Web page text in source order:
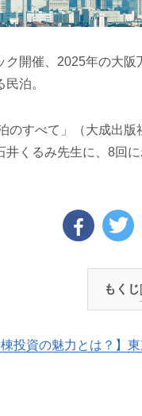
ク開催、2025年の大
泊。
のすべて」（大成出版
井くるみ先生に、8回
もくじ
棟投資の魅力とは？】